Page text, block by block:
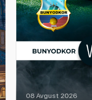
Bunyodkor vs OKMK
08 Avgust 2026